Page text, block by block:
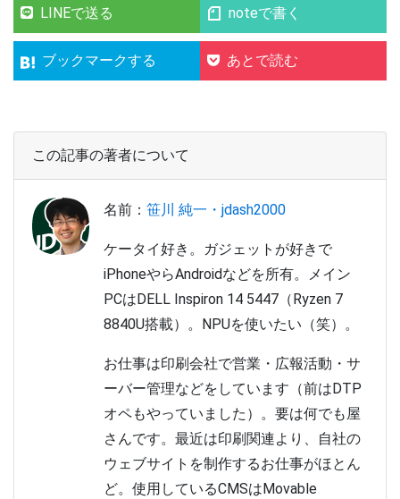
LINEで送る noteで書く
ブックマークする あとで読む
この記事の著者について
名前： 笹川 純一・jdash2000
ケータイ好き。ガジェットが好きで
iPhoneやらAndroidなどを所有。メイン
PCはDELL Inspiron 14 5447（Ryzen 7
8840U搭載）。NPUを使いたい（笑）。
お仕事は印刷会社で営業・広報活動・サ
ーバー管理などをしています（前はDTP
オペもやっていました）。要は何でも屋
さんです。最近は印刷関連より、自社の
ウェブサイトを制作するお仕事がほとん
ど。使用しているCMSはMovable